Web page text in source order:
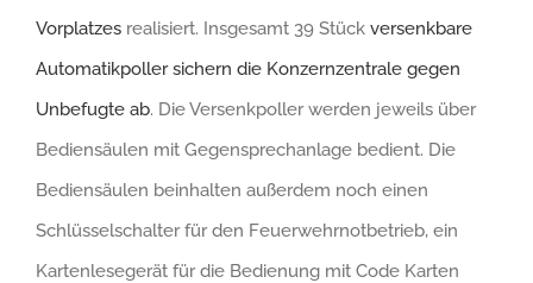
Vorplatzes realisiert. Insgesamt 39 Stück versenkbare
Automatikpoller sichern die Konzernzentrale gegen
Unbefugte ab. Die Versenkpoller werden jeweils über
Bediensäulen mit Gegensprechanlage bedient. Die
Bediensäulen beinhalten außerdem noch einen
Schlüsselschalter für den Feuerwehrnotbetrieb, ein
Kartenlesegerät für die Bedienung mit Code Karten